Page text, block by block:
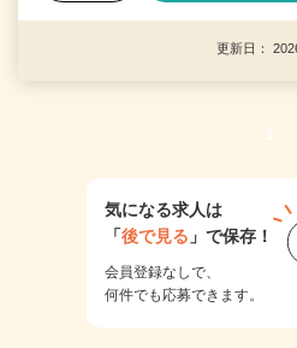
更新日：
1
気になる求人は
「後で見る 」で保存！
会員登録なしで、
何件でも応募できます。